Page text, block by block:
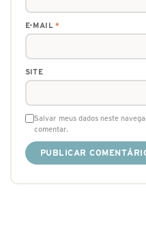
E-MAIL*
SITE
Salvar meus dados neste
comentar.